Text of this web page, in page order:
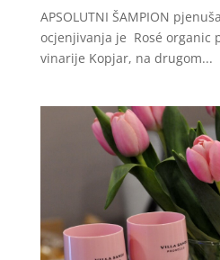
APSOLUTNI ŠAMPION
ocjenjivanja je Rosé organic
vinarije Kopjar, na drugom...